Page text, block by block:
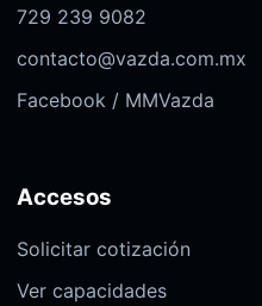
729 239 9082
contacto@vazda.com.mx
Facebook / MMVazda
Accesos
Solicitar cotización
Ver capacidades